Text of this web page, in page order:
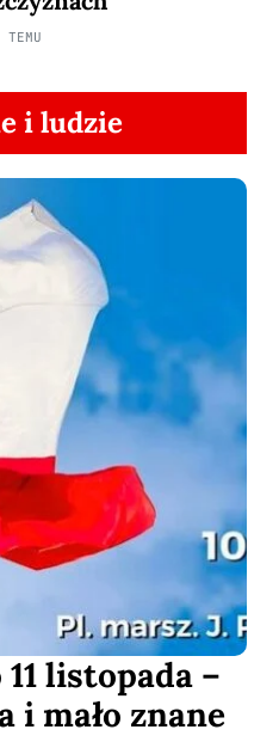
i ludzie
listopada –
mało znane